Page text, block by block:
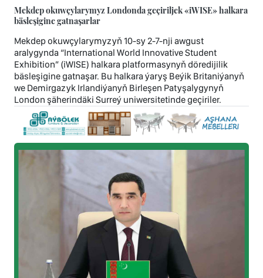
Mekdep okuwçylarymyz Londonda geçiriljek «iWISE» halkara
bäsleşigine gatnaşarlar
Mekdep okuwçylarymyzyň 10-sy 2-7-nji awgust
aralygynda “International World Innovative Student
Exhibition” (iWISE) halkara platformasynyň döredijilik
bäsleşigine gatnaşar. Bu halkara ýaryş Beýik Britaniýanyň
we Demirgazyk Irlandiýanyň Birleşen Patyşalygynyň
London şäherindäki Surreý uniwersitetinde geçiriler.